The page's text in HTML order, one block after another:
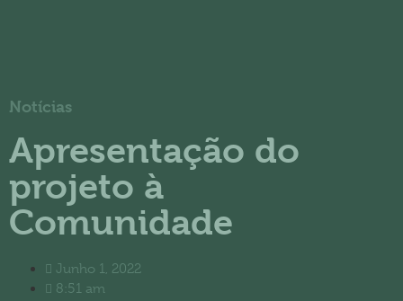
Notícias
Apresentação do
projeto à
Comunidade
Junho 1, 2022
8:51 am